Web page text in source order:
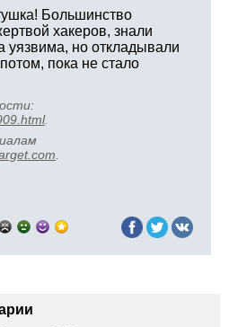
Большинство
хакеров, знали
уязвима, но откладывали
пока не стало
.